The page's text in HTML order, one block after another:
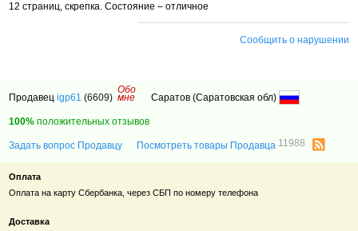
12 страниц, скрепка. Состояние – отличное
Сообщить о нарушении
Продавецigp61 (6609)
Обо
мне Саратов (Саратовская обл)
100% положительных отзывов
Задать вопрос Продавцу Посмотреть товары Продавца 11988
Оплата
Оплата на карту Сбербанка, через СБП по номеру телефона
Доставка